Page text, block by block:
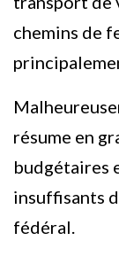
chemins de
résume en
budgétaires
insuffisants
fédéral.